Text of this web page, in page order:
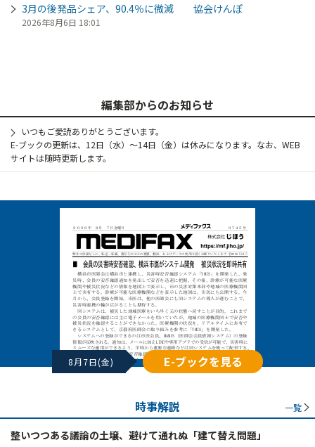
3月の後発品シェア、90.4％に微減 協会けんぽ
2026年8月6日 18:01
編集部からのお知らせ
いつもご愛読ありがとうございます。
E-ブックの更新は、12日（水）～14日（金）は休みになります。なお、WEB
サイトは随時更新します。
8月7日(金) E-ブックを見る
時事解説 一覧
整いつつある議論の土壌、避けて通れぬ「建て替え問題」